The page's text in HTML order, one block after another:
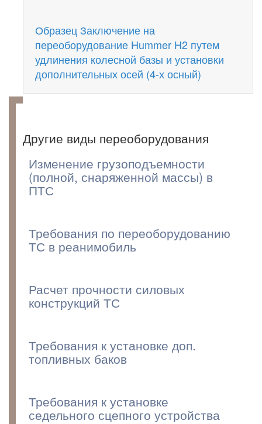
Образец Заключение на
переоборудование Hummer H2 путем
удлинения колесной базы и установки
дополнительных осей (4-х осный)
Другие виды переоборудования
Изменение грузоподъемности
(полной, снаряженной массы) в
ПТС
Требования по переоборудованию
ТС в реанимобиль
Расчет прочности силовых
конструкций ТС
Требования к установке доп.
топливных баков
Требования к установке
седельного сцепного устройства